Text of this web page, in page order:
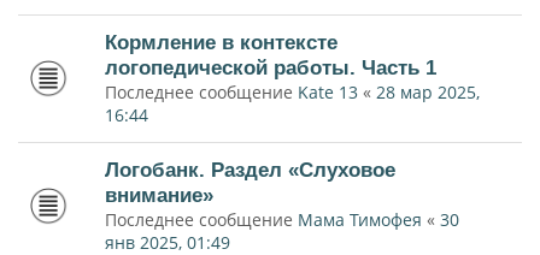
Кормление в контексте
логопедической работы. Часть 1
Последнее сообщение Kate 13 « 28 мар 2025,
16:44
Логобанк. Раздел «Слуховое
внимание»
Последнее сообщение Мама Тимофея « 30
янв 2025, 01:49